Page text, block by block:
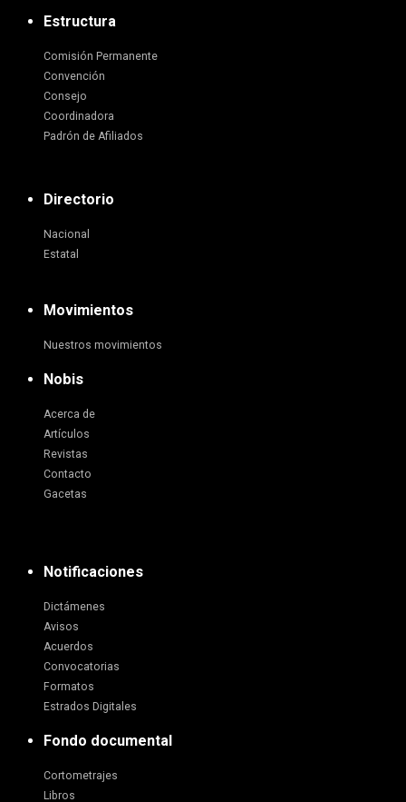
Estructura
Comisión Permanente
Convención
Consejo
Coordinadora
Padrón de Afiliados
Directorio
Nacional
Estatal
Movimientos
Nuestros movimientos
Nobis
Acerca de
Artículos
Revistas
Contacto
Gacetas
Notificaciones
Dictámenes
Avisos
Acuerdos
Convocatorias
Formatos
Estrados Digitales
Fondo documental
Cortometrajes
Libros